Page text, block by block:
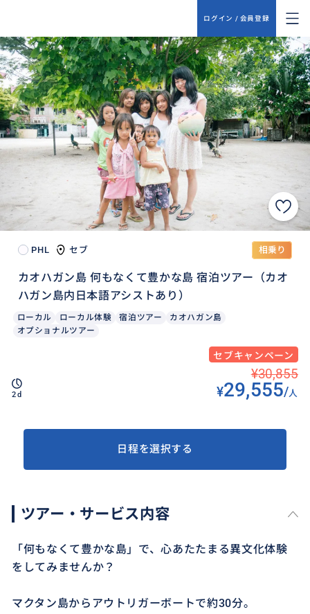
ログイン / 会員登録
PHL セブ 相乗り
カオハガン島 何もなくて豊かな島 宿泊ツアー（カオ
ハガン島内日本語アシストあり）
ローカル ローカル体験 宿泊ツアー
カオハガン島
オプショナルツアー
セブキャンペーン
2d
¥30,855
¥29,555/人
日程を選択する
ツアー・サービス内容
「何もなくて豊かな島」で、心あたたまる異文化体験
をしてみませんか？
マクタン島からアウトリガーボートで約30分。